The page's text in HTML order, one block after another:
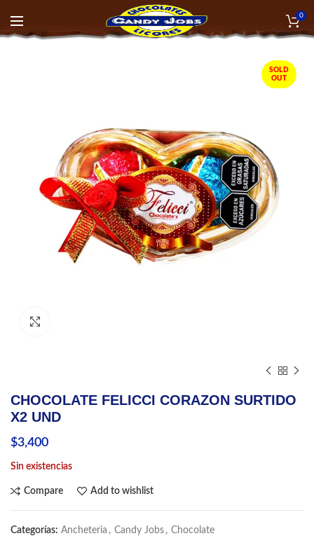
0
SOLD
OUT
CHOCOLATE FELICCI CORAZON SURTIDO
X2 UND
$3,400
Sin existencias
Compare Add to wishlist
Categorías: Ancheteria , Candy Jobs , Chocolate